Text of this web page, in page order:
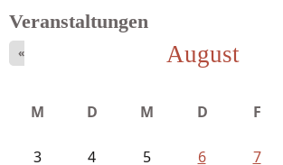
Veranstaltungen
August
«
M D M D F
3
4 5 6 7